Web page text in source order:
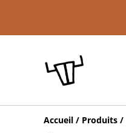
Accueil / Produits /